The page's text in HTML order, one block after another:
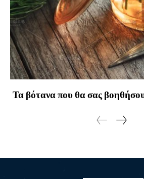
Τα βότανα που θα σας